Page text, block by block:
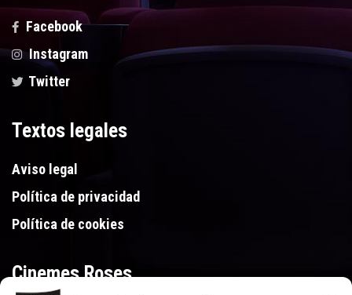
Facebook
Instagram
Twitter
Textos legales
Aviso legal
Política de privacidad
Política de cookies
Cinemes Roses